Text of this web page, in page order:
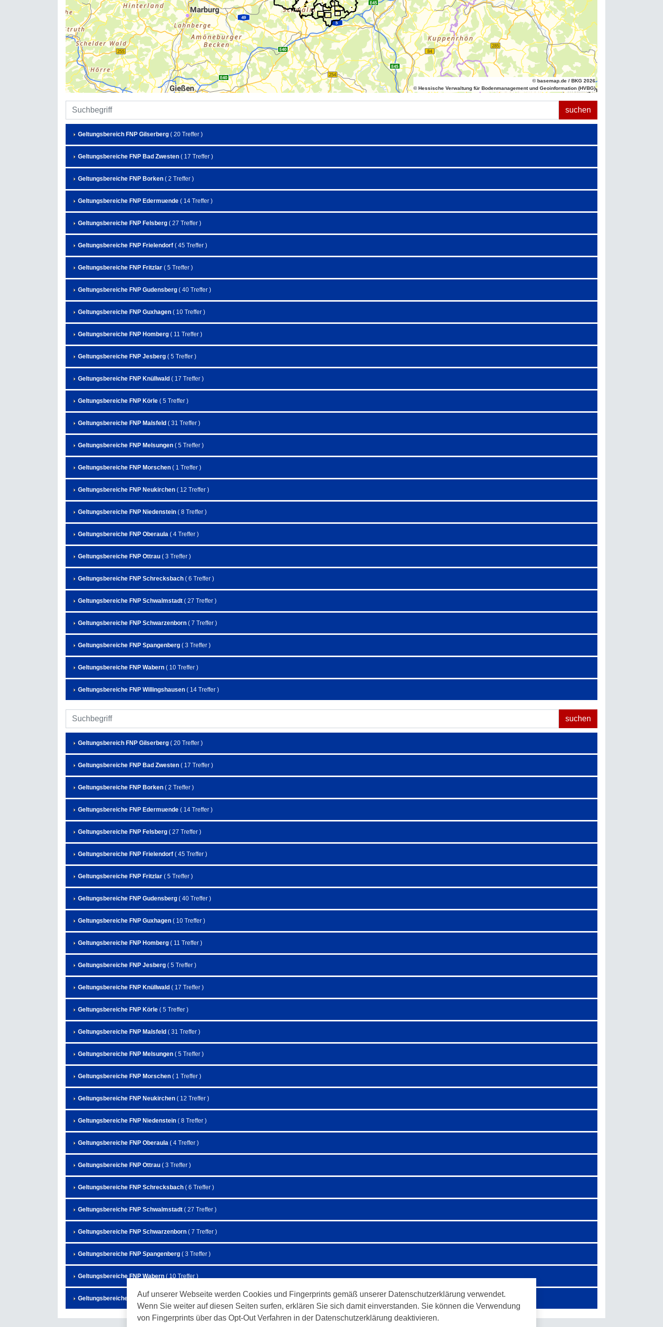
Auf unserer Webseite werden Cookies und Fingerprints gemäß unserer Datenschutzerklärung verwendet.
Wenn Sie weiter auf diesen Seiten surfen, erklären Sie sich damit einverstanden. Sie können die Verwendung
von Fingerprints über das Opt-Out Verfahren in der Datenschutzerklärung deaktivieren.
© basemap.de / BKG 2026
© Hessische Verwaltung für Bodenmanagement und Geoinformation (HVBG)
Geltungsbereich FNP Gilserberg ( 20 Treffer )
Geltungsbereiche FNP Bad Zwesten ( 17 Treffer )
Geltungsbereiche FNP Borken ( 2 Treffer )
Geltungsbereiche FNP Edermuende ( 14 Treffer )
Geltungsbereiche FNP Felsberg ( 27 Treffer )
Geltungsbereiche FNP Frielendorf ( 45 Treffer )
Geltungsbereiche FNP Fritzlar ( 5 Treffer )
Geltungsbereiche FNP Gudensberg ( 40 Treffer )
Geltungsbereiche FNP Guxhagen ( 10 Treffer )
Geltungsbereiche FNP Homberg ( 11 Treffer )
Geltungsbereiche FNP Jesberg ( 5 Treffer )
Geltungsbereiche FNP Knüllwald ( 17 Treffer )
Geltungsbereiche FNP Körle ( 5 Treffer )
Geltungsbereiche FNP Malsfeld ( 31 Treffer )
Geltungsbereiche FNP Melsungen ( 5 Treffer )
Geltungsbereiche FNP Morschen ( 1 Treffer )
Geltungsbereiche FNP Neukirchen ( 12 Treffer )
Geltungsbereiche FNP Niedenstein ( 8 Treffer )
Geltungsbereiche FNP Oberaula ( 4 Treffer )
Geltungsbereiche FNP Ottrau ( 3 Treffer )
Geltungsbereiche FNP Schrecksbach ( 6 Treffer )
Geltungsbereiche FNP Schwalmstadt ( 27 Treffer )
Geltungsbereiche FNP Schwarzenborn ( 7 Treffer )
Geltungsbereiche FNP Spangenberg ( 3 Treffer )
Geltungsbereiche FNP Wabern ( 10 Treffer )
Geltungsbereiche FNP Willingshausen ( 14 Treffer )
Geltungsbereich FNP Gilserberg ( 20 Treffer )
Geltungsbereiche FNP Bad Zwesten ( 17 Treffer )
Geltungsbereiche FNP Borken ( 2 Treffer )
Geltungsbereiche FNP Edermuende ( 14 Treffer )
Geltungsbereiche FNP Felsberg ( 27 Treffer )
Geltungsbereiche FNP Frielendorf ( 45 Treffer )
Geltungsbereiche FNP Fritzlar ( 5 Treffer )
Geltungsbereiche FNP Gudensberg ( 40 Treffer )
Geltungsbereiche FNP Guxhagen ( 10 Treffer )
Geltungsbereiche FNP Homberg ( 11 Treffer )
Geltungsbereiche FNP Jesberg ( 5 Treffer )
Geltungsbereiche FNP Knüllwald ( 17 Treffer )
Geltungsbereiche FNP Körle ( 5 Treffer )
Geltungsbereiche FNP Malsfeld ( 31 Treffer )
Geltungsbereiche FNP Melsungen ( 5 Treffer )
Geltungsbereiche FNP Morschen ( 1 Treffer )
Geltungsbereiche FNP Neukirchen ( 12 Treffer )
Geltungsbereiche FNP Niedenstein ( 8 Treffer )
Geltungsbereiche FNP Oberaula ( 4 Treffer )
Geltungsbereiche FNP Ottrau ( 3 Treffer )
Geltungsbereiche FNP Schrecksbach ( 6 Treffer )
Geltungsbereiche FNP Schwalmstadt ( 27 Treffer )
Geltungsbereiche FNP Schwarzenborn ( 7 Treffer )
Geltungsbereiche FNP Spangenberg ( 3 Treffer )
Geltungsbereiche FNP Wabern ( 10 Treffer )
Geltungsbereiche FNP Willingshausen( 14 Treffer )